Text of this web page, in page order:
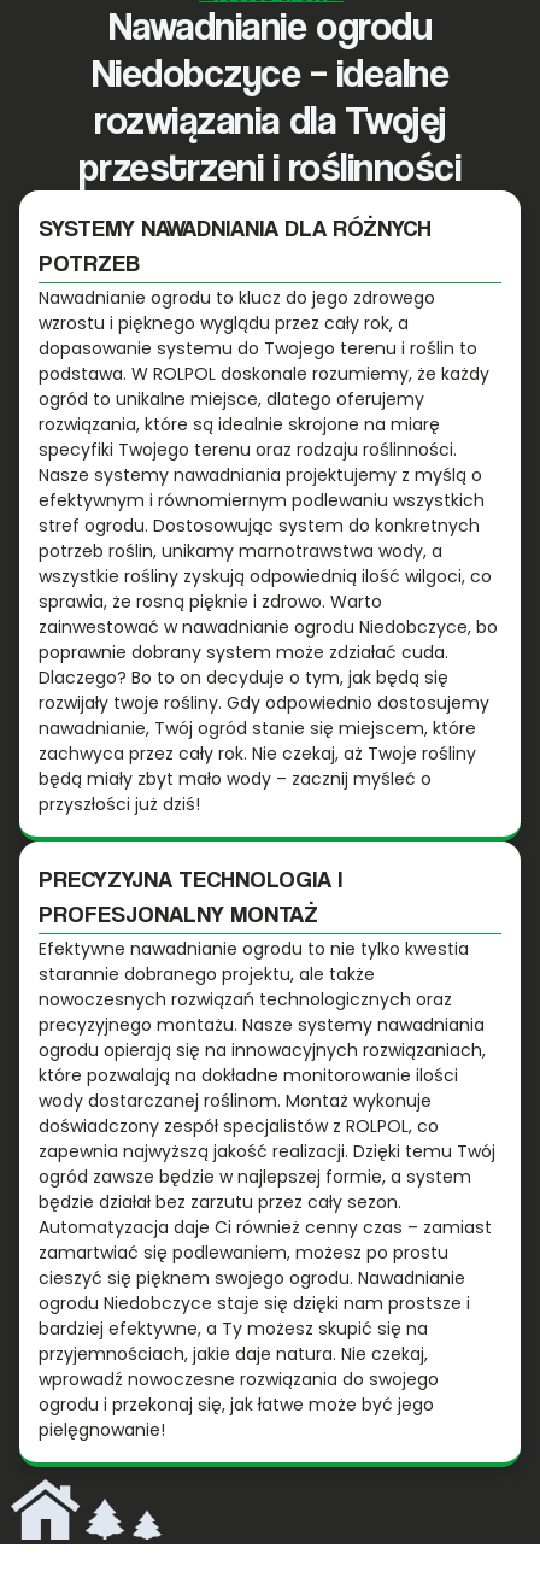
Nawadnianie ogrodu
Niedobczyce – idealne
rozwiązania dla Twojej
przestrzeni i roślinności
SYSTEMY NAWADNIANIA DLA RÓŻNYCH
POTRZEB
Nawadnianie ogrodu to klucz do jego zdrowego
wzrostu i pięknego wyglądu przez cały rok, a
dopasowanie systemu do Twojego terenu i roślin to
podstawa. W ROLPOL doskonale rozumiemy, że każdy
ogród to unikalne miejsce, dlatego oferujemy
rozwiązania, które są idealnie skrojone na miarę
specyfiki Twojego terenu oraz rodzaju roślinności.
Nasze systemy nawadniania projektujemy z myślą o
efektywnym i równomiernym podlewaniu wszystkich
stref ogrodu. Dostosowując system do konkretnych
potrzeb roślin, unikamy marnotrawstwa wody, a
wszystkie rośliny zyskują odpowiednią ilość wilgoci, co
sprawia, że rosną pięknie i zdrowo. Warto
zainwestować w nawadnianie ogrodu Niedobczyce, bo
poprawnie dobrany system może zdziałać cuda.
Dlaczego? Bo to on decyduje o tym, jak będą się
rozwijały twoje rośliny. Gdy odpowiednio dostosujemy
nawadnianie, Twój ogród stanie się miejscem, które
zachwyca przez cały rok. Nie czekaj, aż Twoje rośliny
będą miały zbyt mało wody – zacznij myśleć o
przyszłości już dziś!
PRECYZYJNA TECHNOLOGIA I
PROFESJONALNY MONTAŻ
Efektywne nawadnianie ogrodu to nie tylko kwestia
starannie dobranego projektu, ale także
nowoczesnych rozwiązań technologicznych oraz
precyzyjnego montażu. Nasze systemy nawadniania
ogrodu opierają się na innowacyjnych rozwiązaniach,
które pozwalają na dokładne monitorowanie ilości
wody dostarczanej roślinom. Montaż wykonuje
doświadczony zespół specjalistów z ROLPOL, co
zapewnia najwyższą jakość realizacji. Dzięki temu Twój
ogród zawsze będzie w najlepszej formie, a system
będzie działał bez zarzutu przez cały sezon.
Automatyzacja daje Ci również cenny czas – zamiast
zamartwiać się podlewaniem, możesz po prostu
cieszyć się pięknem swojego ogrodu. Nawadnianie
ogrodu Niedobczyce staje się dzięki nam prostsze i
bardziej efektywne, a Ty możesz skupić się na
przyjemnościach, jakie daje natura. Nie czekaj,
wprowadź nowoczesne rozwiązania do swojego
ogrodu i przekonaj się, jak łatwe może być jego
pielęgnowanie!